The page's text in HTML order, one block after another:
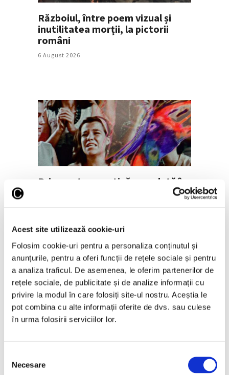
Acest site utilizează cookie-uri
Folosim cookie-uri pentru a personaliza conținutul și
anunțurile, pentru a oferi funcții de rețele sociale și pentru
a analiza traficul. De asemenea, le oferim partenerilor de
rețele sociale, de publicitate și de analize informații cu
privire la modul în care folosiți site-ul nostru. Aceștia le
pot combina cu alte informații oferite de dvs. sau culese
în urma folosirii serviciilor lor.
consimțământului
Necesare
Războiul, între poem vizual și
inutilitatea morții, la pictorii
români
6 August 2026
Prima retrospectivă completă în